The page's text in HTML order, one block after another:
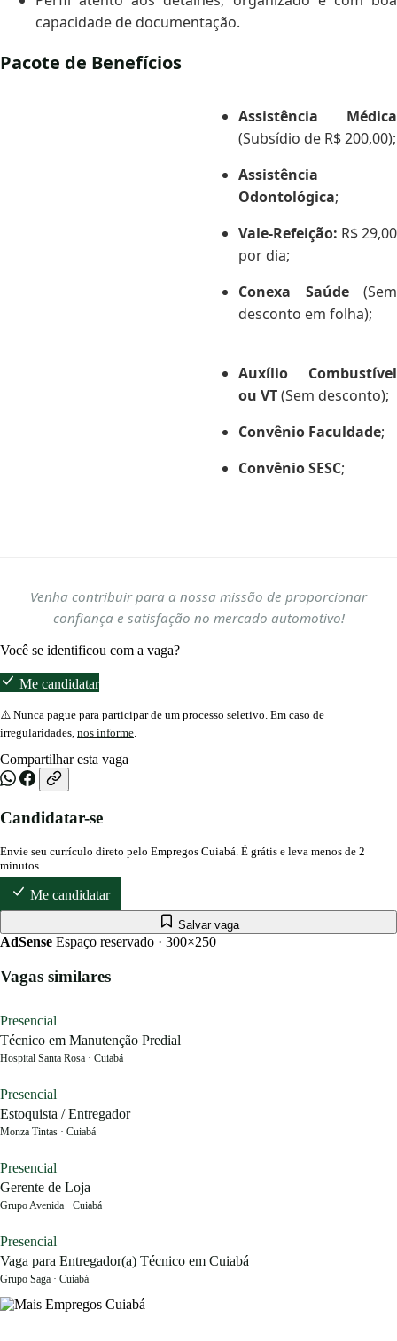
capacidade de documentação.
Pacote de Benefícios
Assistência Médica
(Subsídio de R$ 200,00);
Assistência
Odontológica;
Vale-Refeição: R$ 29,00
por dia;
Conexa Saúde(Sem
desconto em folha);
Auxílio Combustível
ou VT(Sem desconto);
Convênio Faculdade;
Convênio SESC;
Venha contribuir para a nossa missão de proporcionar
confiança e satisfação no mercado automotivo!
Você se identificou com a vaga?
Me candidatar
⚠️ Nunca pague para participar de um processo seletivo. Em caso de
irregularidades, nos informe.
Compartilhar esta vaga
Candidatar-se
Envie seu currículo direto pelo Empregos Cuiabá. É grátis e leva menos de 2
minutos.
Me candidatar
Salvar vaga
AdSense Espaço reservado · 300×250
Vagas similares
Presencial
Técnico em Manutenção Predial
Hospital Santa Rosa · Cuiabá
Presencial
Estoquista / Entregador
Monza Tintas · Cuiabá
Presencial
Gerente de Loja
Grupo Avenida · Cuiabá
Presencial
Vaga para Entregador(a) Técnico em Cuiabá
Grupo Saga · Cuiabá